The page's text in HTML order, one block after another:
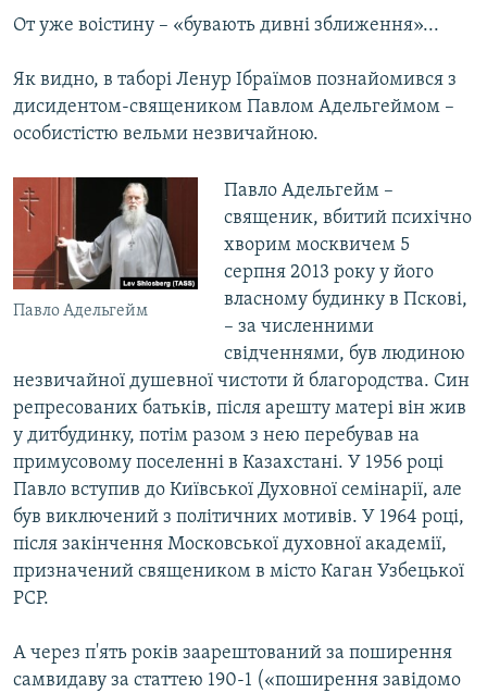
От уже воістину – «бувають дивні зближення»...
Як видно, в таборі Ленур Ібраїмов познайомився з
дисидентом-священиком Павлом Адельгеймом –
особистістю вельми незвичайною.
Павло Адельгейм
Павло Адельгейм –
священик, вбитий психічно
хворим москвичем 5
серпня 2013 року у його
власному будинку в Пскові,
– за численними
свідченнями, був людиною
незвичайної душевної чистоти й благородства. Син
репресованих батьків, після арешту матері він жив
у дитбудинку, потім разом з нею перебував на
примусовому поселенні в Казахстані. У 1956 році
Павло вступив до Київської Духовної семінарії, але
був виключений з політичних мотивів. У 1964 році,
після закінчення Московської духовної академії,
призначений священиком в місто Каган Узбецької
РСР.
А через п'ять років заарештований за поширення
самвидаву за статтею 190-1 («поширення завідомо